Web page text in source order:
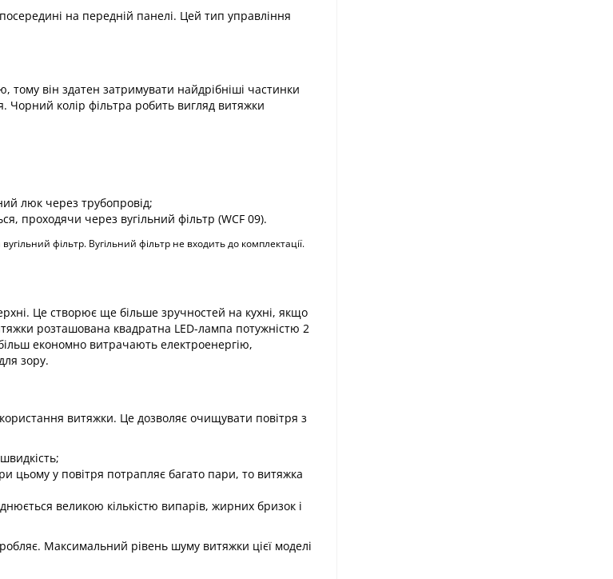
на передній панелі. Цей тип управління
тому він здатен затримувати найдрібніші частинки
Чорний колір фільтра робить вигляд витяжки
люк через трубопровід;
проходячи через вугільний фільтр (WCF 09).
фільтр. Вугільний фільтр не входить до комплектації.
Це створює ще більше зручностей на кухні, якщо
розташована квадратна LED-лампа потужністю 2
економно витрачають електроенергію,
зору.
витяжки. Це дозволяє очищувати повітря з
цьому у повітря потрапляє багато пари, то витяжка
великою кількістю випарів, жирних бризок і
Максимальний рівень шуму витяжки цієї моделі